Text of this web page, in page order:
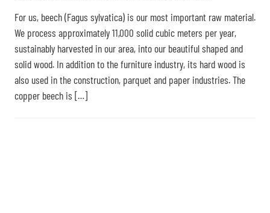
For us, beech (Fagus sylvatica) is our most important raw material.
We process approximately 11,000 solid cubic meters per year,
sustainably harvested in our area, into our beautiful shaped and
solid wood. In addition to the furniture industry, its hard wood is
also used in the construction, parquet and paper industries. The
copper beech is […]